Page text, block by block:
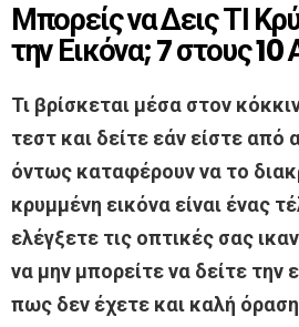
Μπορείς να Δεις ΤΙ
την Εικόνα; 7 στους
Τι βρίσκεται μέσα στον
τεστ και δείτε εάν είστε
όντως καταφέρουν να το
κρυμμένη εικόνα είναι ένας
ελέγξετε τις οπτικές σας
να μην μπορείτε να δείτε την
πως δεν έχετε και καλή